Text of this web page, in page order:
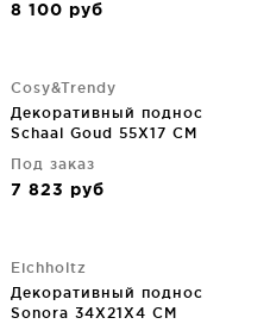
8 100 руб
Cosy&Trendy
Декоративный поднос
Schaal Goud 55X17 CM
Под заказ
7 823 руб
Eichholtz
Декоративный поднос
Sonora 34X21X4 CM